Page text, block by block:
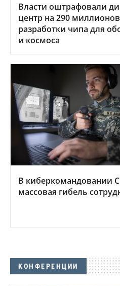
Власти оштрафовали
центр на 290
разработки чипа для
и космоса
В киберкомандовании
массовая гибель
КОНФЕРЕНЦИИ